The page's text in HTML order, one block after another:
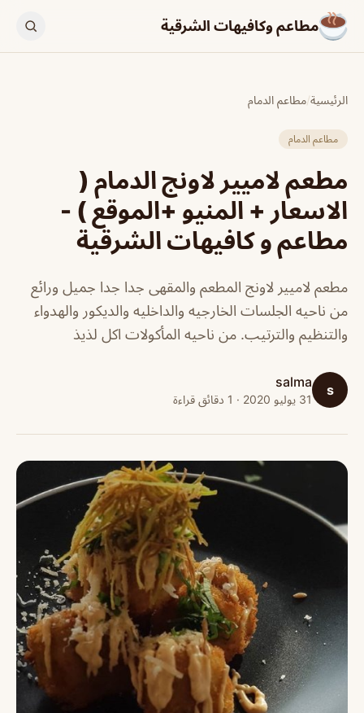
مطاعم وكافيهات الشرقية
الرئيسية/مطاعم الدمام
مطاعم الدمام
مطعم لاميير لاونج الدمام (
الاسعار + المنيو +الموقع ) -
مطاعم و كافيهات الشرقية
مطعم لاميير لاونج المطعم والمقهى جدا جدا جميل ورائع
من ناحيه الجلسات الخارجيه والداخليه والديكور والهدواء
والتنظيم والترتيب. من ناحيه المأكولات اكل لذيذ
s
salma
31 يوليو 2020 · 1 دقائق قراءة